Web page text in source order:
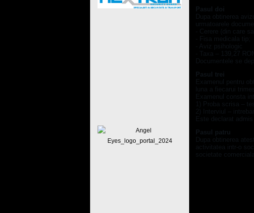
Pasul doi
Dupa obtinerea
urmatoarele
- Cerere (din care
- Fisa medicala tip;
- Aviz psihologic
- Taxa – 139,27
Documentele se
Pasul trei
Examenul pentru
luna a fiecarui
Examenul consta
1) Proba scrisa –
2) Interviul –
Este declarat
Pasul patru
Dupa obtinerea
activitatea intr-o
societate